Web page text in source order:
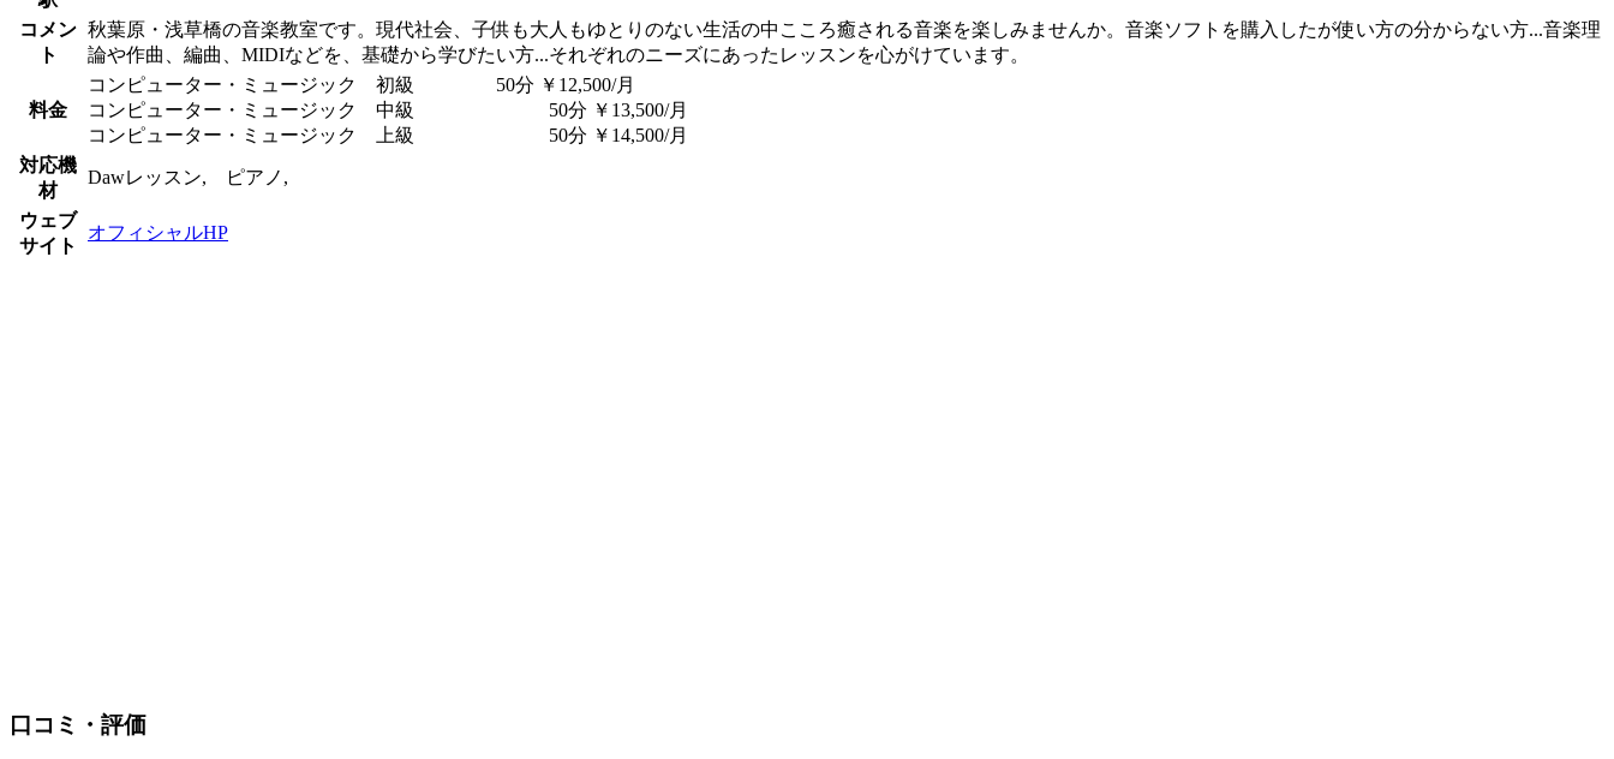
コメン
ト
秋葉原・浅草橋の音楽教室です。現代社会、子供も大人もゆとりのない生活の中こころ癒される音楽を楽しみませんか。音楽ソフトを購入したが使い方の分からない方...音楽理
論や作曲、編曲、MIDIなどを、基礎から学びたい方...それぞれのニーズにあったレッスンを心がけています。
料金
コンピューター・ミュージック 初級 50分 ￥12,500/月
コンピューター・ミュージック 中級 50分 ￥13,500/月
コンピューター・ミュージック 上級 50分 ￥14,500/月
対応機
材
Dawレッスン, ピアノ,
ウェブ
サイト
オフィシャルHP
口コミ・評価